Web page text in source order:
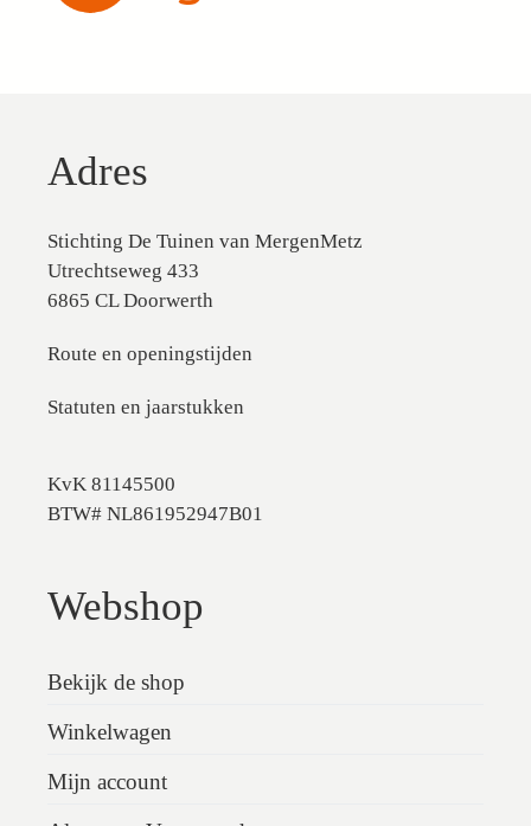
Adres
Stichting De Tuinen van MergenMetz
Utrechtseweg 433
6865 CL Doorwerth
Route en openingstijden
Statuten en jaarstukken
KvK 81145500
BTW# NL861952947B01
Webshop
Bekijk de shop
Winkelwagen
Mijn account